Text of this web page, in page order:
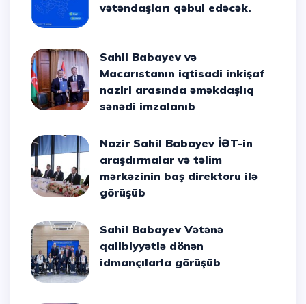
vətəndaşları qəbul edəcək.
Sahil Babayev və
Macarıstanın iqtisadi inkişaf
naziri arasında əməkdaşlıq
sənədi imzalanıb
Nazir Sahil Babayev İƏT-in
araşdırmalar və təlim
mərkəzinin baş direktoru ilə
görüşüb
Sahil Babayev Vətənə
qalibiyyətlə dönən
idmançılarla görüşüb